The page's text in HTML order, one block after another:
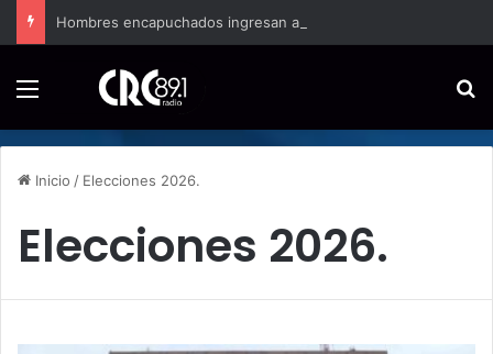
Inicio / Elecciones 2026.
Elecciones 2026.